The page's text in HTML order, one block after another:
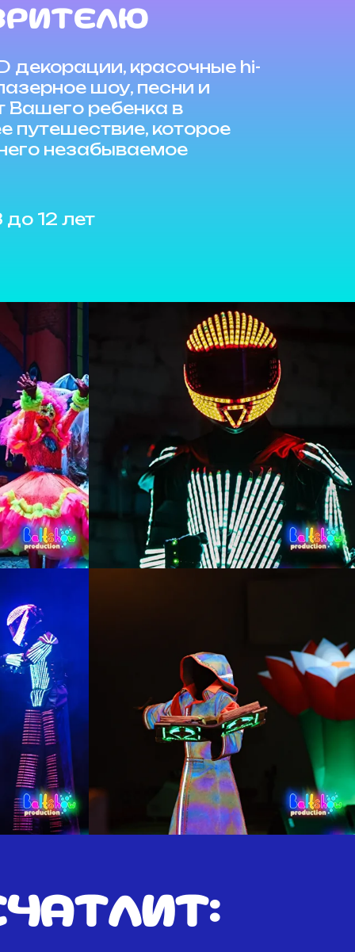
декорации, красочные hi-
шоу, песни и
Вашего ребенка в
путешествие, которое
незабываемое
12 лет